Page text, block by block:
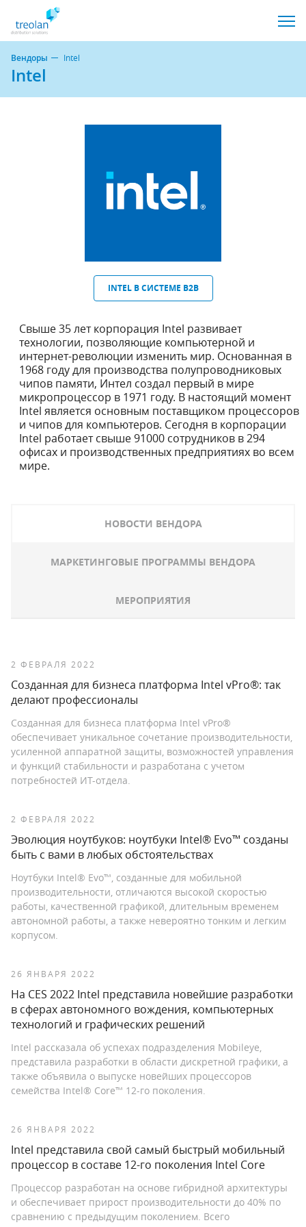
Вендоры Intel
Intel
INTEL В СИСТЕМЕ B2B
Свыше 35 лет корпорация Intel развивает
технологии, позволяющие компьютерной и
интернет-революции изменить мир. Основанная в
1968 году для производства полупроводниковых
чипов памяти, Интел создал первый в мире
микропроцессор в 1971 году. В настоящий момент
Intel является основным поставщиком процессоров
и чипов для компьютеров. Сегодня в корпорации
Intel работает свыше 91000 сотрудников в 294
офисах и производственных предприятиях во всем
мире.
НОВОСТИ ВЕНДОРА
МАРКЕТИНГОВЫЕ ПРОГРАММЫ ВЕНДОРА
МЕРОПРИЯТИЯ
2 ФЕВРАЛЯ 2022
Созданная для бизнеса платформа Intel vPro®: так
делают профессионалы
Созданная для бизнеса платформа Intel vPro®
обеспечивает уникальное сочетание производительности,
усиленной аппаратной защиты, возможностей управления
и функций стабильности и разработана с учетом
потребностей ИТ-отдела.
2 ФЕВРАЛЯ 2022
Эволюция ноутбуков: ноутбуки Intel® Evo™ созданы
быть с вами в любых обстоятельствах
Ноутбуки Intel® Evo™, созданные для мобильной
производительности, отличаются высокой скоростью
работы, качественной графикой, длительным временем
автономной работы, а также невероятно тонким и легким
корпусом.
26 ЯНВАРЯ 2022
На CES 2022 Intel представила новейшие разработки
в сферах автономного вождения, компьютерных
технологий и графических решений
Intel рассказала об успехах подразделения Mobileye,
представила разработки в области дискретной графики, а
также объявила о выпуске новейших процессоров
семейства Intel® Core™ 12-го поколения.
26 ЯНВАРЯ 2022
Intel представила свой самый быстрый мобильный
процессор в составе 12-го поколения Intel Core
Процессор разработан на основе гибридной архитектуры
и обеспечивает прирост производительности до 40% по
сравнению с предыдущим поколением. Всего